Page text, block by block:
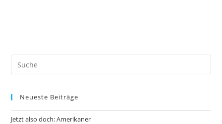
Neueste Beiträge
Jetzt also doch: Amerikaner